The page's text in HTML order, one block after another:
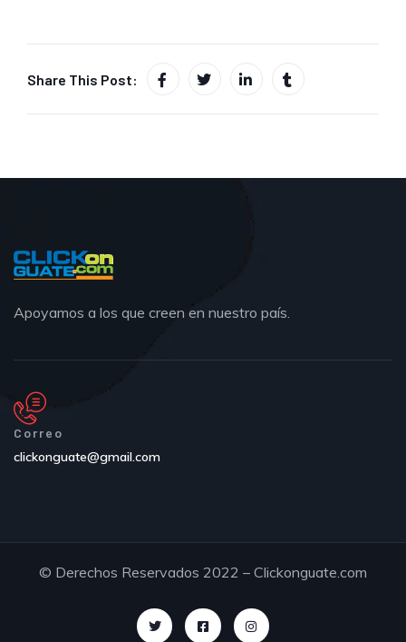
Share This Post:
Apoyamos a los que creen en nuestro país.
Correo
clickonguate@gmail.com
© Derechos Reservados 2022 – Clickonguate.com